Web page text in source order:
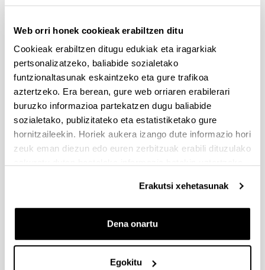
Web orri honek cookieak erabiltzen ditu
Cookieak erabiltzen ditugu edukiak eta iragarkiak
pertsonalizatzeko, baliabide sozialetako
funtzionaltasunak eskaintzeko eta gure trafikoa
aztertzeko. Era berean, gure web orriaren erabilerari
buruzko informazioa partekatzen dugu baliabide
sozialetako, publizitateko eta estatistiketako gure
hornitzaileekin. Horiek aukera izango dute informazio hori
zeuk eman diezun edo euren zerbitzuak erabili dituzulako
Erakutsi xehetasunak
Dena onartu
Egokitu
CLAVE: Capitulo de Libro
PÁGINAS, INICIAL: 111 Final: 117 FECHA:
Desarrollo y Cooperacion Internacional
LUGAR DE PUBLICACIÓN: Bilbao
https://publicaciones.hegoa.ehu.eus/es/publications/
AUTORES (p.o. de firma): Aranguren Vigo, Edurne;
TÍTULO: Experiencia piloto de aprendizaje-servicio en
Trabajo Social Comunitario y Diseño y Evaluación de
CLAVE: Capitulo de Libro
PÁGINAS, INICIAL: 137 Final: 146
EDITORIAL (SI LIBRO): Servicio Editorial de la
LUGAR DE PUBLICACIÓN: Bilbao
Moodle analytics: Guidelines for optimizing e-learning.